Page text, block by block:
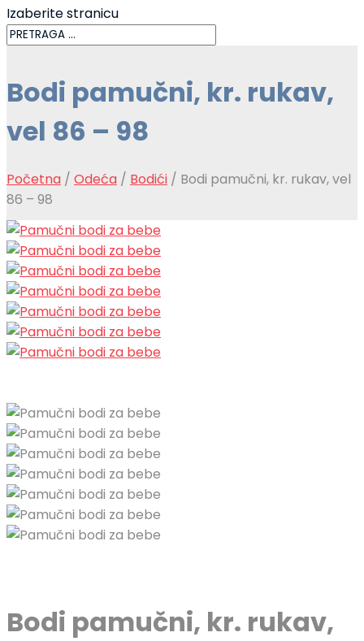
Izaberite stranicu
Bodi pamučni, kr. rukav,
vel 86 – 98
Početna / Odeća / Bodići / Bodi pamučni, kr. rukav, vel
86 – 98
Bodi pamučni, kr. rukav,